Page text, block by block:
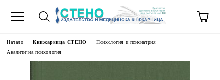
Начало Книжарница СТЕНО
Психология и психиатрия
Аналитична психология